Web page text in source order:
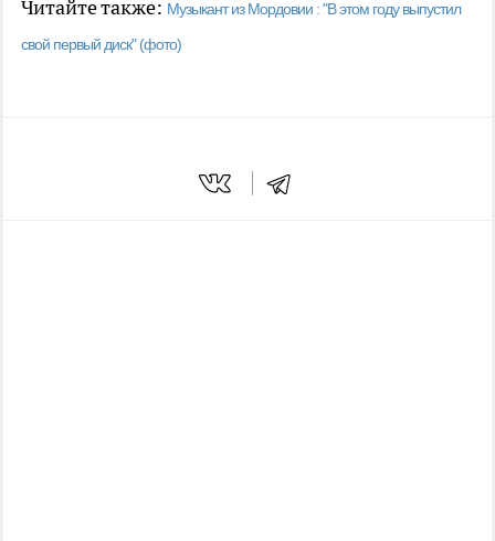
Читайте также: Музыкант из Мордовии : "В этом году выпустил
свой первый диск" (фото)